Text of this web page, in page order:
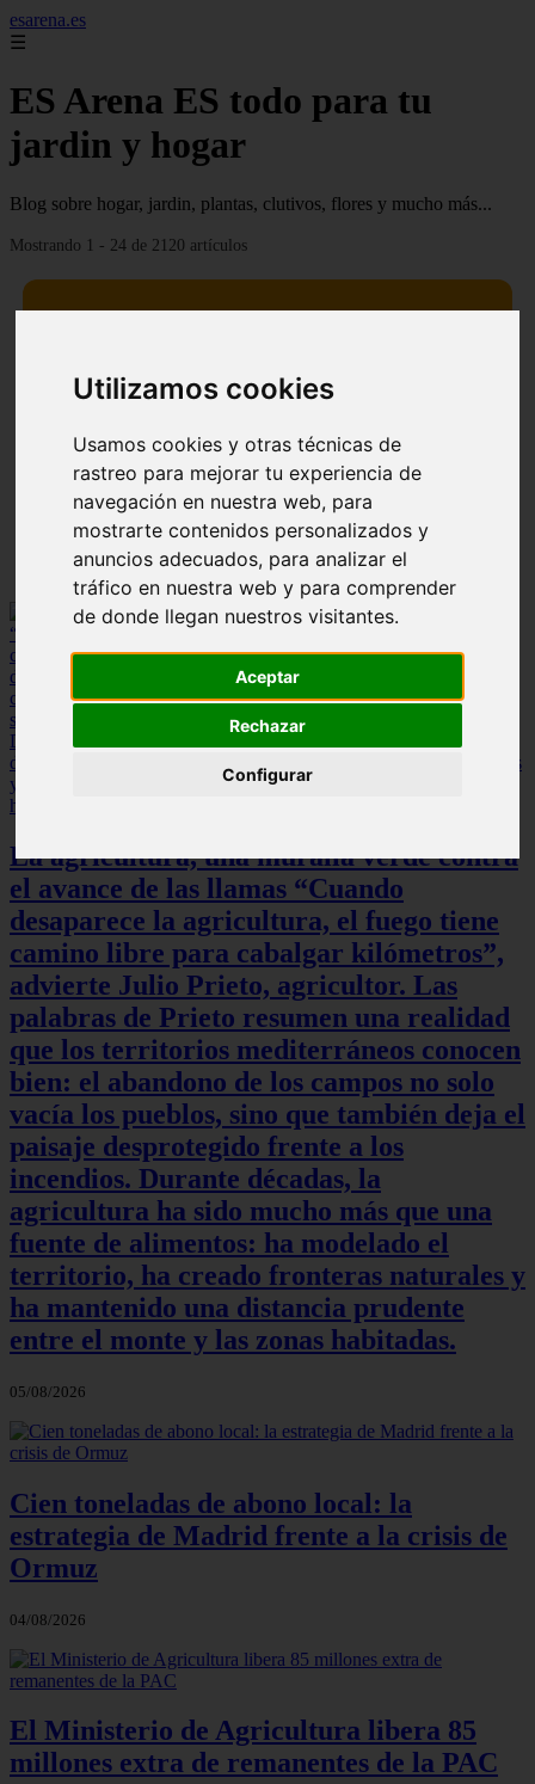
Utilizamos cookies
Usamos cookies y otras técnicas de
rastreo para mejorar tu experiencia de
navegación en nuestra web, para
mostrarte contenidos personalizados y
anuncios adecuados, para analizar el
tráfico en nuestra web y para comprender
de donde llegan nuestros visitantes.
Aceptar
Rechazar
Configurar
esarena.es
☰
ES Arena ES todo para tu
jardin y hogar
Blog sobre hogar, jardin, plantas, clutivos, flores y mucho más...
Mostrando 1 - 24 de 2120 artículos
defendible
La agricultura, una muralla verde contra
el avance de las llamas “Cuando
desaparece la agricultura, el fuego tiene
camino libre para cabalgar kilómetros”,
advierte Julio Prieto, agricultor. Las
palabras de Prieto resumen una realidad
que los territorios mediterráneos conocen
bien: el abandono de los campos no solo
vacía los pueblos, sino que también deja el
paisaje desprotegido frente a los
incendios. Durante décadas, la
agricultura ha sido mucho más que una
fuente de alimentos: ha modelado el
territorio, ha creado fronteras naturales y
ha mantenido una distancia prudente
entre el monte y las zonas habitadas.
05/08/2026
Cien toneladas de abono local: la
estrategia de Madrid frente a la crisis de
Ormuz
04/08/2026
El Ministerio de Agricultura libera 85
millones extra de remanentes de la PAC